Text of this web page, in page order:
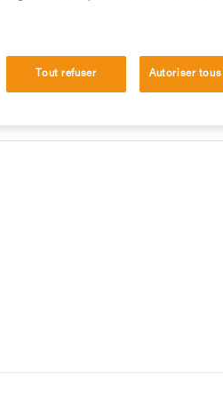
avant de la
en exister d’autres que
Tout refuser Autoriser